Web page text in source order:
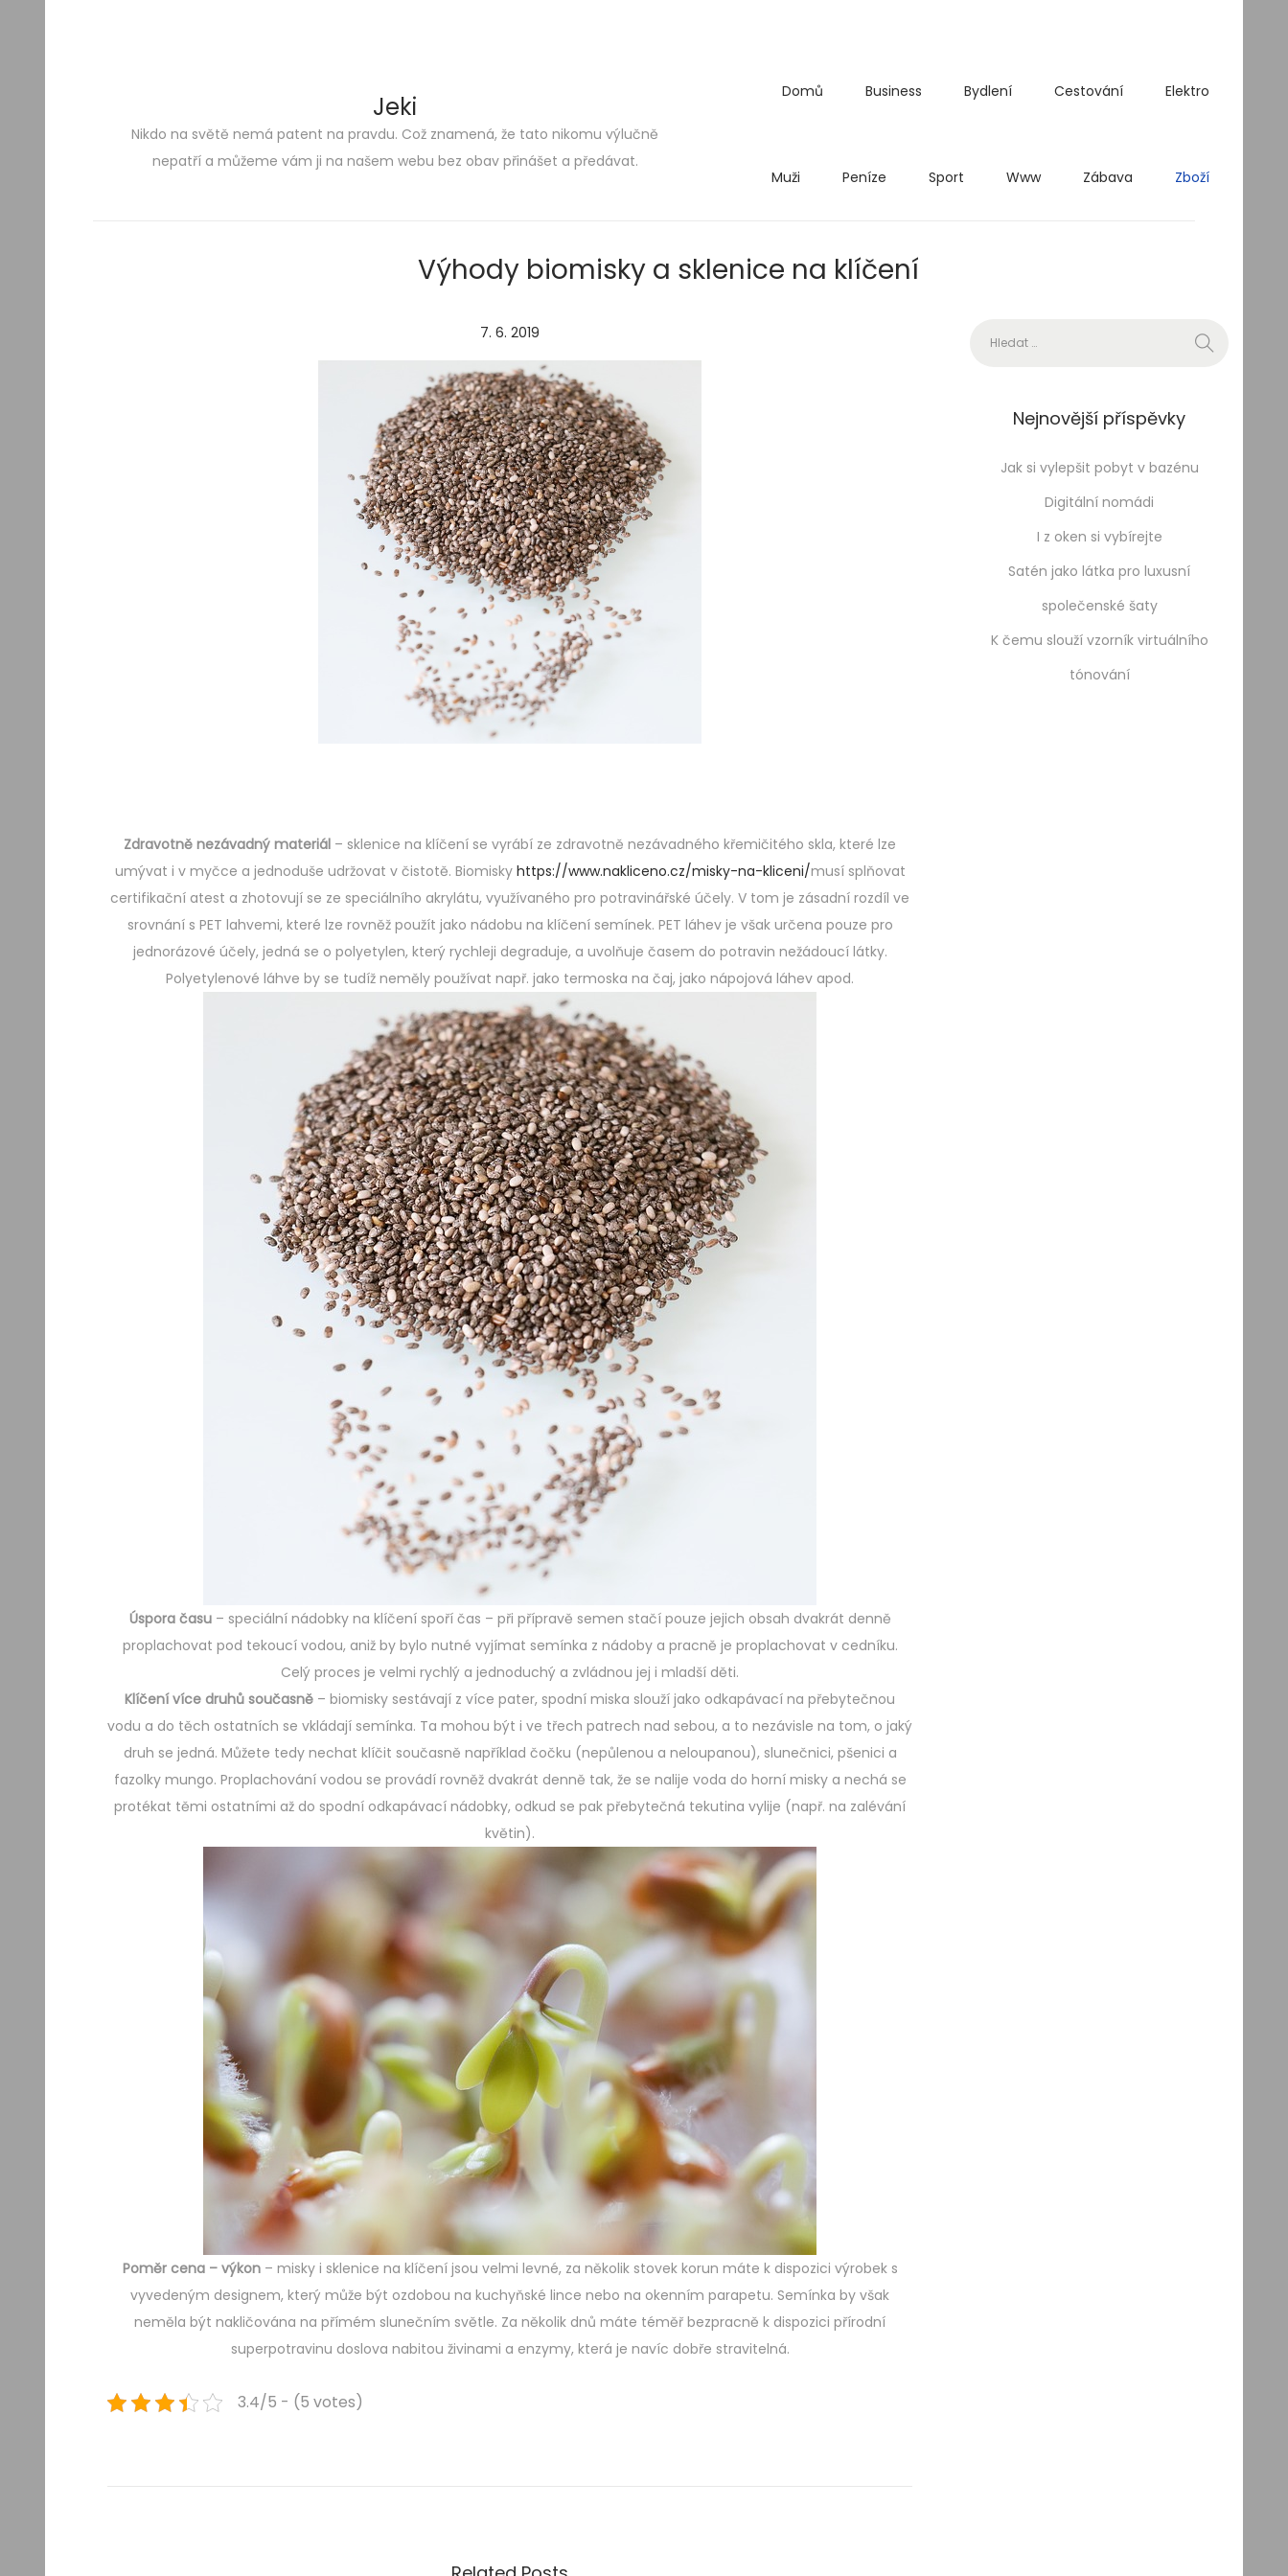
Jeki
Nikdo na světě nemá patent na pravdu. Což znamená, že tato nikomu výlučně
nepatří a můžeme vám ji na našem webu bez obav přinášet a předávat.
Domů Business Bydlení Cestování Elektro
Muži Peníze Sport Www Zábava Zboží
Výhody biomisky a sklenice na klíčení
P
s
t
e
d
o
n
7. 6. 2019
.
5
.
2
0
2
3
Zdravotně nezávadný materiál – sklenice na klíčení se vyrábí ze zdravotně nezávadného křemičitého skla, které lze
umývat i v myčce a jednoduše udržovat v čistotě. Biomisky https://www.nakliceno.cz/misky-na-kliceni/musí splňovat
certifikační atest a zhotovují se ze speciálního akrylátu, využívaného pro potravinářské účely. V tom je zásadní rozdíl ve
srovnání s PET lahvemi, které lze rovněž použít jako nádobu na klíčení semínek. PET láhev je však určena pouze pro
jednorázové účely, jedná se o polyetylen, který rychleji degraduje, a uvolňuje časem do potravin nežádoucí látky.
Polyetylenové láhve by se tudíž neměly používat např. jako termoska na čaj, jako nápojová láhev apod.
Úspora času– speciální nádobky na klíčení spoří čas – při přípravě semen stačí pouze jejich obsah dvakrát denně
proplachovat pod tekoucí vodou, aniž by bylo nutné vyjímat semínka z nádoby a pracně je proplachovat v cedníku.
Celý proces je velmi rychlý a jednoduchý a zvládnou jej i mladší děti.
Klíčení více druhů současně – biomisky sestávají z více pater, spodní miska slouží jako odkapávací na přebytečnou
vodu a do těch ostatních se vkládají semínka. Ta mohou být i ve třech patrech nad sebou, a to nezávisle na tom, o jaký
druh se jedná. Můžete tedy nechat klíčit současně například čočku (nepůlenou a neloupanou), slunečnici, pšenici a
fazolky mungo. Proplachování vodou se provádí rovněž dvakrát denně tak, že se nalije voda do horní misky a nechá se
protékat těmi ostatními až do spodní odkapávací nádobky, odkud se pak přebytečná tekutina vylije (např. na zalévání
květin).
Poměr cena – výkon– misky i sklenice na klíčení jsou velmi levné, za několik stovek korun máte k dispozici výrobek s
vyvedeným designem, který může být ozdobou na kuchyňské lince nebo na okenním parapetu. Semínka by však
neměla být nakličována na přímém slunečním světle. Za několik dnů máte téměř bezpracně k dispozici přírodní
superpotravinu doslova nabitou živinami a enzymy, která je navíc dobře stravitelná.
3.4/5 - (5 votes)
Nejnovější příspěvky
Jak si vylepšit pobyt v bazénu
Digitální nomádi
I z oken si vybírejte
Satén jako látka pro luxusní
společenské šaty
K čemu slouží vzorník virtuálního
tónování